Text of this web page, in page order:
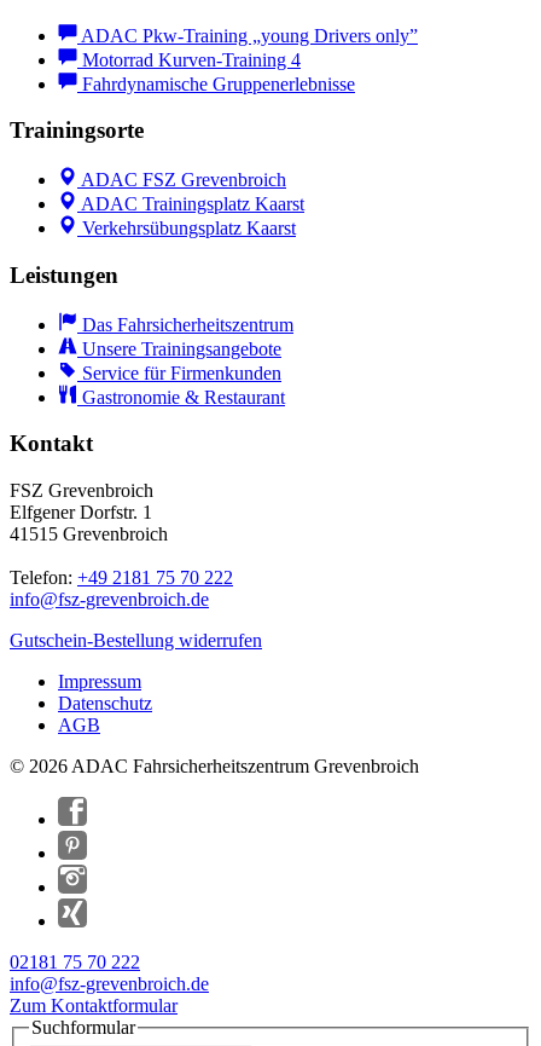
ADAC Pkw-Training „young Drivers only”
Motorrad Kurven-Training 4
Fahrdynamische Gruppenerlebnisse
Trainingsorte
ADAC FSZ Grevenbroich
ADAC Trainingsplatz Kaarst
Verkehrsübungsplatz Kaarst
Leistungen
Das Fahrsicherheitszentrum
Unsere Trainingsangebote
Service für Firmenkunden
Gastronomie & Restaurant
Kontakt
FSZ Grevenbroich
Elfgener Dorfstr. 1
41515 Grevenbroich
Telefon: +49 2181 75 70 222
info@fsz-grevenbroich.de
Gutschein-Bestellung widerrufen
Impressum
Datenschutz
AGB
© 2026 ADAC Fahrsicherheitszentrum Grevenbroich
02181 75 70 222
info@fsz-grevenbroich.de
Zum Kontaktformular
Suchformular